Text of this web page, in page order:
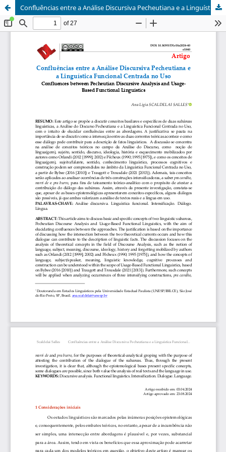
Confluências entre a Análise Discursiva Pecheutiana e a Linguística Funcional Centrada no Uso